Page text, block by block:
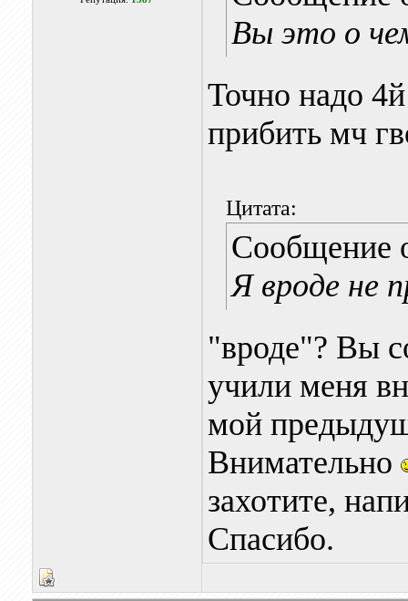
Вы это о
Точно надо
прибить мч
Цитата:
Сообщение
Я вроде не
"вроде"? Вы
учили меня
мой
Внимательно
захотите,
Спасибо.